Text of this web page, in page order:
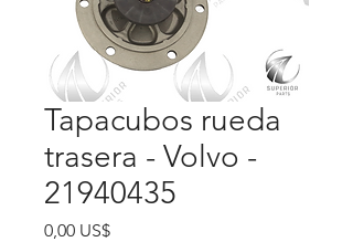
Tapacubos rueda
trasera - Volvo -
21940435
0,00 US$Precio